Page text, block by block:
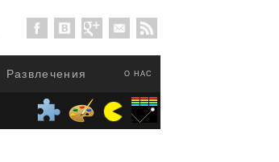
О НАС
Развлечения